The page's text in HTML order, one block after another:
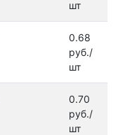
шт
0.68
руб./
шт
0.70
руб./
шт